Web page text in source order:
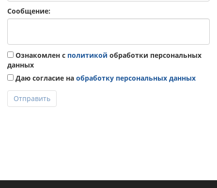
Сообщение:
Ознакомлен с политикой обработки персональных
данных
Даю согласие на обработку персональных данных
Отправить